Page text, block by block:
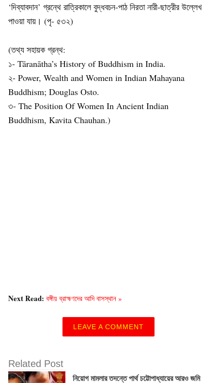
‘দিব্যাবদান’ গ্রন্থে রাত্রিকালে বুদ্ধবচন-পাঠ নিরতা নারী-ছাত্রীর উল্লেখ
পাওয়া যায়। (পৃ- ৫৩২)
(তথ্য সহায়ক গ্রন্থ:
১- Tāranātha’s History of Buddhism in India.
২- Power, Wealth and Women in Indian Mahayana
Buddhism; Douglas Osto.
৩- The Position Of Women In Ancient Indian
Buddhism, Kavita Chauhan.)
Next Read: বঙ্গীয় ব্রাহ্মণদের আদি বাসস্থান »
LEAVE A COMMENT
Related Post
নিয়োগ মামলার তদন্তে পার্থ চট্টোপাধ্যায়ের আরও জমি